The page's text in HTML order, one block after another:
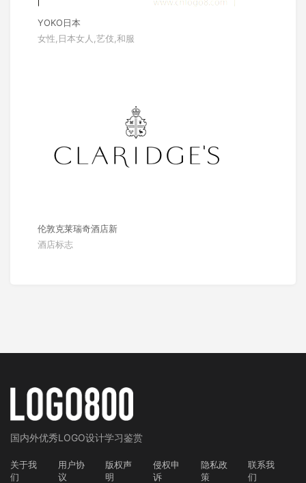
YOKO日本
女性,日本女人,艺伎,和服
伦敦克莱瑞奇酒店新
酒店标志
国内外优秀LOGO设计学习鉴赏
关于我
们
用户协
议
版权声
明
侵权申
诉
隐私政
策
联系我
们